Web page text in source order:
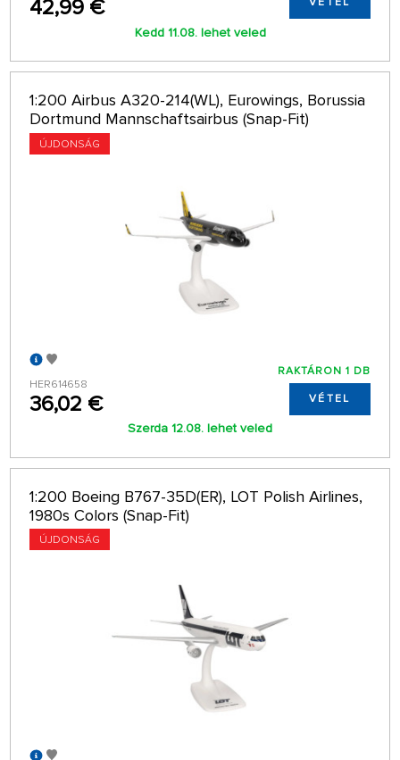
42,99 €
Kedd 11.08. lehet veled
1:200 Airbus A320-214(WL), Eurowings, Borussia
Dortmund Mannschaftsairbus (Snap-Fit)
ÚJDONSÁG
HER614658
36,02 €
RAKTÁRON 1 DB
VÉTEL
Szerda 12.08. lehet veled
1:200 Boeing B767-35D(ER), LOT Polish Airlines,
1980s Colors (Snap-Fit)
ÚJDONSÁG